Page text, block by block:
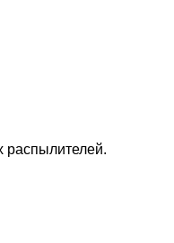
распылителей.